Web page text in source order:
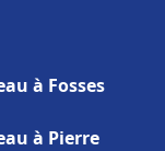
à Fosses
à Pierre